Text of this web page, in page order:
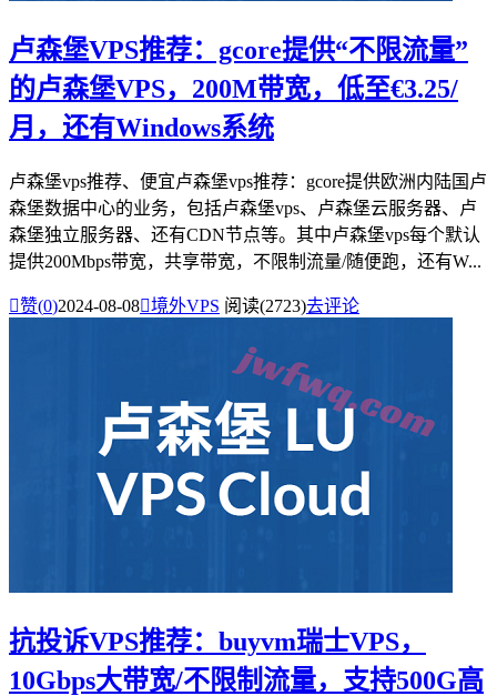
卢森堡VPS推荐：gcore提供“不限流量”
的卢森堡VPS，200M带宽，低至€3.25/
月，还有Windows系统
卢森堡vps推荐、便宜卢森堡vps推荐：gcore提供欧洲内陆国卢
森堡数据中心的业务，包括卢森堡vps、卢森堡云服务器、卢
森堡独立服务器、还有CDN节点等。其中卢森堡vps每个默认
提供200Mbps带宽，共享带宽，不限制流量/随便跑，还有W...
赞(0)2024-08-08境外VPS 阅读(2723)去评论
抗投诉VPS推荐：buyvm瑞士VPS，
10Gbps大带宽/不限制流量，支持500G高